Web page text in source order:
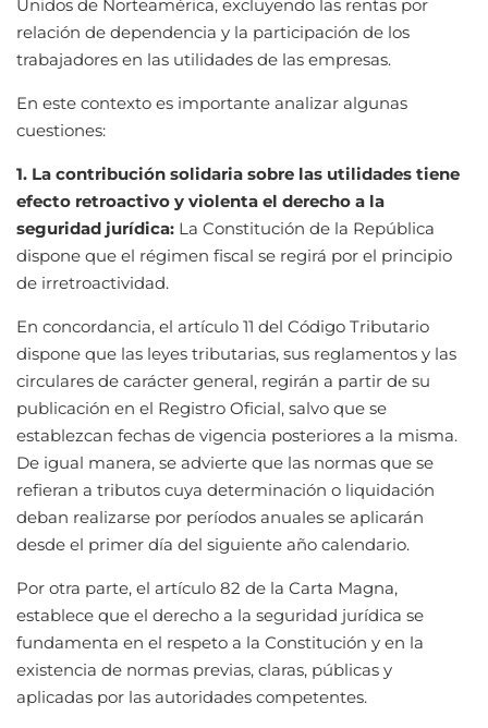
Unidos de Norteamérica, excluyendo las rentas por
relación de dependencia y la participación de los
trabajadores en las utilidades de las empresas.
En este contexto es importante analizar algunas
cuestiones:
1. La contribución solidaria sobre las utilidades tiene
efecto retroactivo y violenta el derecho a la
seguridad jurídica: La Constitución de la República
dispone que el régimen fiscal se regirá por el principio
de irretroactividad.
En concordancia, el artículo 11 del Código Tributario
dispone que las leyes tributarias, sus reglamentos y las
circulares de carácter general, regirán a partir de su
publicación en el Registro Oficial, salvo que se
establezcan fechas de vigencia posteriores a la misma.
De igual manera, se advierte que las normas que se
refieran a tributos cuya determinación o liquidación
deban realizarse por períodos anuales se aplicarán
desde el primer día del siguiente año calendario.
Por otra parte, el artículo 82 de la Carta Magna,
establece que el derecho a la seguridad jurídica se
fundamenta en el respeto a la Constitución y en la
existencia de normas previas, claras, públicas y
aplicadas por las autoridades competentes.